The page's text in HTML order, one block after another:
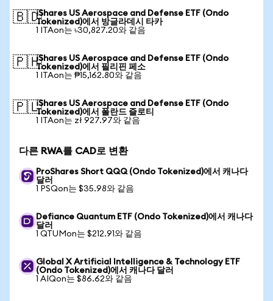
🇧🇩iShares US Aerospace and Defense ETF (Ondo
Tokenized)에서 방글라데시 타카
1 ITAon는 ৳30,827.20와 같음
🇵🇭iShares US Aerospace and Defense ETF (Ondo
Tokenized)에서 필리핀 페소
1 ITAon는 ₱15,162.80와 같음
🇵🇱iShares US Aerospace and Defense ETF (Ondo
Tokenized)에서 폴란드 즐로티
1 ITAon는 zł 927.97와 같음
다른 RWA를 CAD로 변환
ProShares Short QQQ (Ondo Tokenized)에서 캐나다
달러
1 PSQon는 $35.98와 같음
Defiance Quantum ETF (Ondo Tokenized)에서 캐나다
달러
1 QTUMon는 $212.91와 같음
Global X Artificial Intelligence & Technology ETF
(Ondo Tokenized)에서 캐나다 달러
1 AIQon는 $86.62와 같음